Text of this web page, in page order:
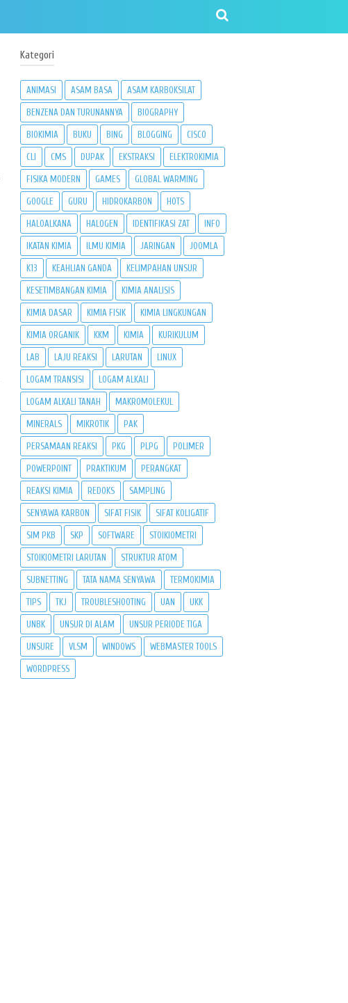
Kategori
ANIMASI ASAM BASA ASAM KARBOKSILAT
BENZENA DAN TURUNANNYA BIOGRAPHY
BIOKIMIA BUKU BING BLOGGING CISCO
CLI CMS DUPAK EKSTRAKSI ELEKTROKIMIA
FISIKA MODERN GAMES GLOBAL WARMING
GOOGLE GURU HIDROKARBON HOTS
HALOALKANA HALOGEN IDENTIFIKASI ZAT INFO
IKATAN KIMIA ILMU KIMIA JARINGAN JOOMLA
K13 KEAHLIAN GANDA KELIMPAHAN UNSUR
KESETIMBANGAN KIMIA KIMIA ANALISIS
KIMIA DASAR KIMIA FISIK KIMIA LINGKUNGAN
KIMIA ORGANIK KKM KIMIA KURIKULUM
LAB LAJU REAKSI LARUTAN LINUX
LOGAM TRANSISI LOGAM ALKALI
LOGAM ALKALI TANAH MAKROMOLEKUL
MINERALS MIKROTIK PAK
PERSAMAAN REAKSI PKG PLPG POLIMER
POWERPOINT PRAKTIKUM PERANGKAT
REAKSI KIMIA REDOKS SAMPLING
SENYAWA KARBON SIFAT FISIK SIFAT KOLIGATIF
SIM PKB SKP SOFTWARE STOIKIOMETRI
STOIKIOMETRI LARUTAN STRUKTUR ATOM
SUBNETTING TATA NAMA SENYAWA TERMOKIMIA
TIPS TKJ TROUBLESHOOTING UAN UKK
UNBK UNSUR DI ALAM UNSUR PERIODE TIGA
UNSURE VLSM WINDOWS WEBMASTER TOOLS
WORDPRESS